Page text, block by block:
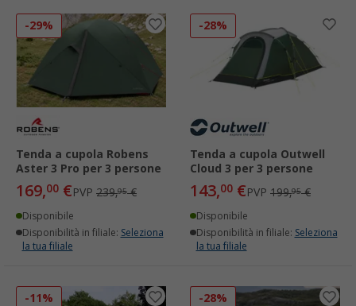
-29%
Tenda a cupola Robens
Aster 3 Pro per 3 persone
169,00 €PVP 239,95€
Disponibile
Disponibilità in filiale: Seleziona
la tua filiale
-28%
Tenda a cupola Outwell
Cloud 3 per 3 persone
143,00 €PVP 199,95€
Disponibile
Disponibilità in filiale: Seleziona
la tua filiale
-11% -28%